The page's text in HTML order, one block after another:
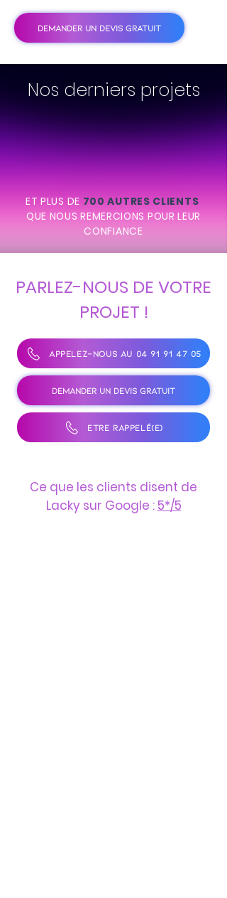
DEMANDER UN DEVIS GRATUIT
Nos derniers projets
ET PLUS DE 700 AUTRES CLIENTS
QUE NOUS REMERCIONS POUR LEUR
CONFIANCE
PARLEZ-NOUS DE VOTRE
PROJET !
APPELEZ-NOUS AU 04 91 91 47 05
DEMANDER UN DEVIS GRATUIT
ÊTRE RAPPELÉ(E)
Ce que les clients disent de
Lacky sur Google : 5*/5